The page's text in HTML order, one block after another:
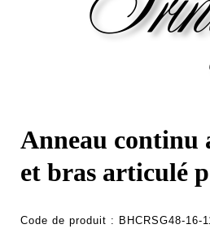
Anneau continu
et bras articulé
Code de produit : BHCRSG48-16-